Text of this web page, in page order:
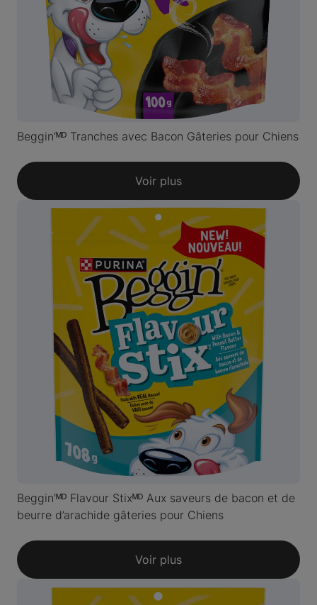
Beggin’ᴹᴰ Tranches avec Bacon Gâteries pour Chiens
Voir plus
Beggin’ᴹᴰ Flavour Stixᴹᴰ Aux saveurs de bacon et de
beurre d’arachide gâteries pour Chiens
Voir plus